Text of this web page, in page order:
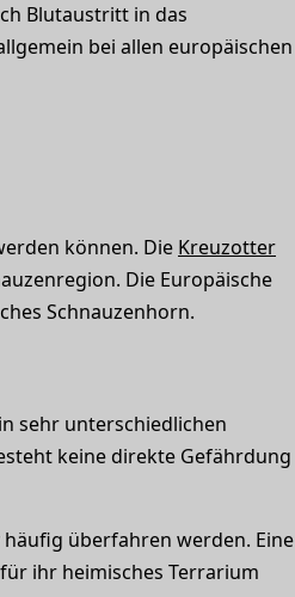
Blutaustritt in das
bei allen europäischen
können. Die Kreuzotter
Die Europäische
Schnauzenhorn.
sehr unterschiedlichen
keine direkte Gefährdung
überfahren werden. Eine
ihr heimisches Terrarium